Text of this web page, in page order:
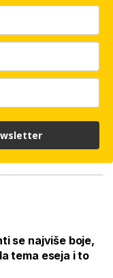
za kvadrat
se najviše boje,
tema eseja i to